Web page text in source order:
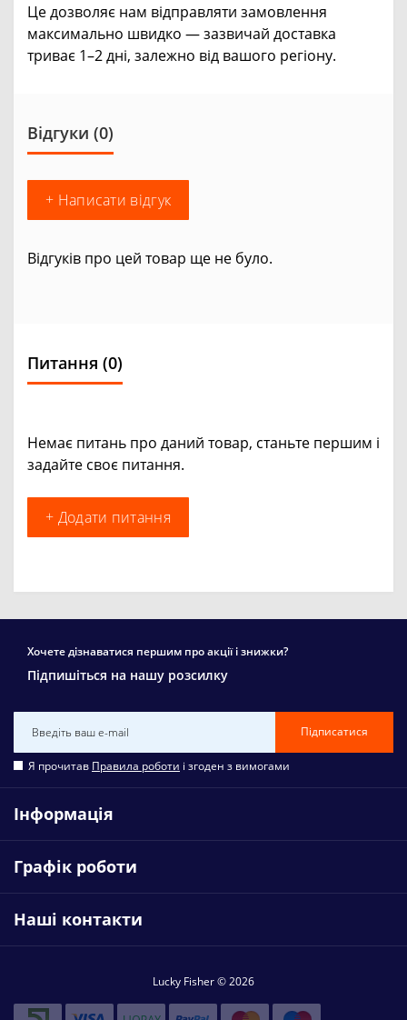
Це дозволяє нам відправляти замовлення
максимально швидко — зазвичай доставка
триває 1–2 дні, залежно від вашого регіону.
Відгуки (0)
+ Написати відгук
Відгуків про цей товар ще не було.
Питання (0)
Немає питань про даний товар, станьте першим і
задайте своє питання.
+ Додати питання
Хочете дізнаватися першим про акції і знижки?
Підпишіться на нашу розсилку
Підписатися
Я прочитав Правила роботи і згоден з вимогами
Інформація
Графік роботи
Наші контакти
Lucky Fisher © 2026